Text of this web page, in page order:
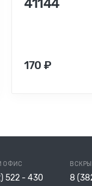
41144
170 ₽
ОФИС
522 - 430 8